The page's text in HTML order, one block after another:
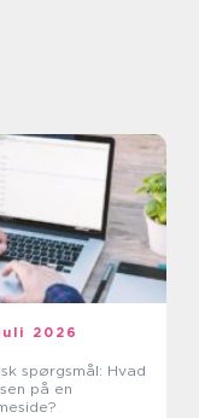
2026
spørgsmål: Hvad
på en